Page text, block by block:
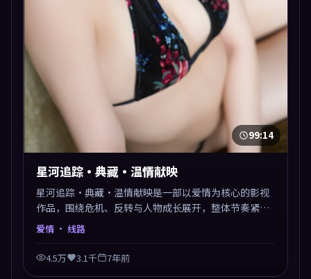
99:14
星河追踪·典藏·温情献映
星河追踪·典藏·温情献映是一部以爱情为核心的影视
作品，围绕危机、反转与人物成长展开，整体节奏紧
凑，值得推荐观看。
爱情 · 线路
4.5万 3.1千 7年前